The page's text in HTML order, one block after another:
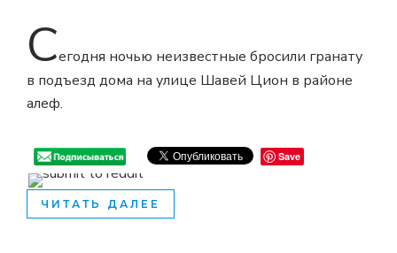
Сегодня ночью неизвестные бросили гранату
в подъезд дома на улице Шавей Цион в районе
алеф.
Save
ЧИТАТЬ ДАЛЕЕ